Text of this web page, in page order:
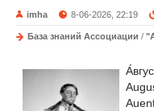
imha 8-06-2026, 22:19
База знаний Ассоциации /